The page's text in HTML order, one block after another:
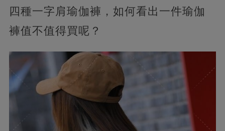
四種一字肩瑜伽褲，如何看出一件瑜伽
褲值不值得買呢？